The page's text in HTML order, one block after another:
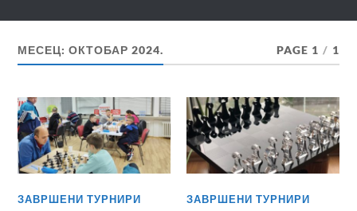
МЕСЕЦ:ОКТОБАР 2024. PAGE 1 / 1
ЗАВРШЕНИ ТУРНИРИ ЗАВРШЕНИ ТУРНИРИ